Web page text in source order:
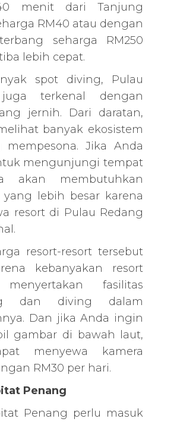
menit dari Tanjung
RM40 atau dengan
seharga RM250
lebih cepat.
spot diving, Pulau
terkenal dengan
jernih. Dari daratan,
banyak ekosistem
mempesona. Jika Anda
mengunjungi tempat
akan membutuhkan
yang lebih besar karena
resort di Pulau Redang
resort-resort tersebut
kebanyakan resort
fasilitas
dan diving dalam
Dan jika Anda ingin
gambar di bawah laut,
menyewa kamera
RM30 per hari.
Penang
Penang perlu masuk